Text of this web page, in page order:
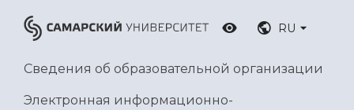
RU
Сведения об образовательной организации
Электронная информационно-